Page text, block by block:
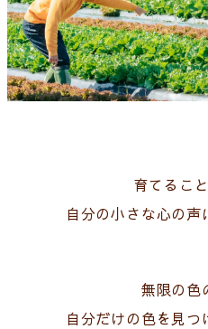
育てるこ
自分の小さな心の声
無限の色
自分だけの色を見つ